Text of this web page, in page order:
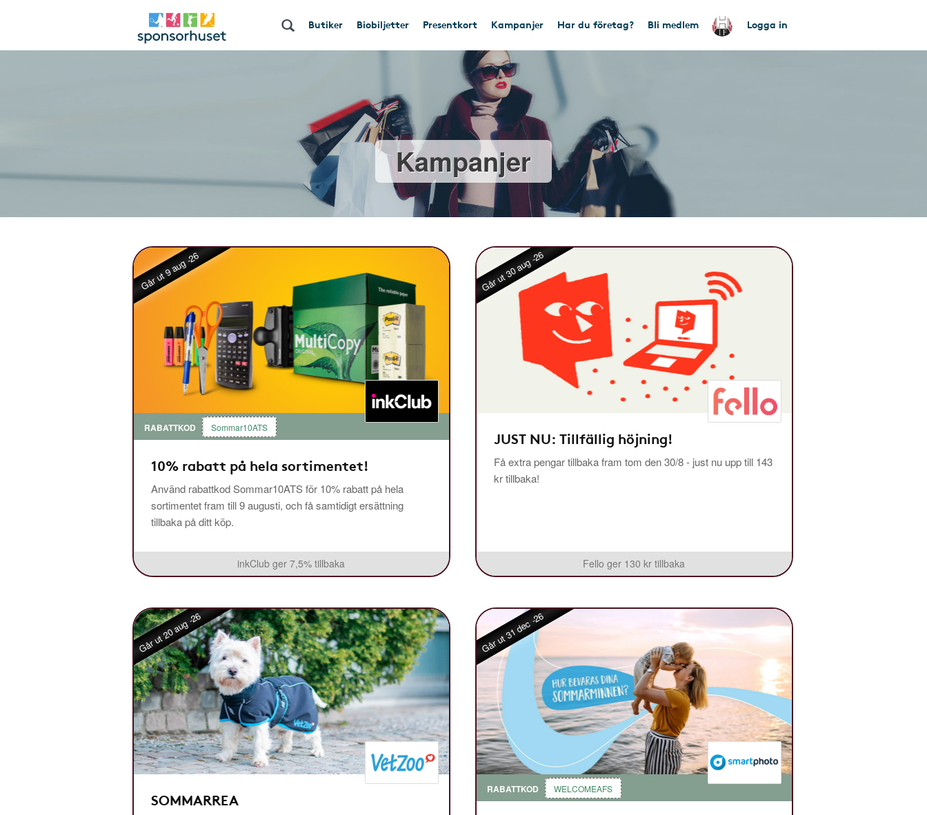
Butiker Biobiljetter Presentkort Kampanjer Har du företag? Bli medlem Logga in
Kampanjer
Går ut 9 aug -26
RABATTKOD Sommar10ATS
10% rabatt på hela sortimentet!
Använd rabattkod Sommar10ATS för 10% rabatt på hela
sortimentet fram till 9 augusti, och få samtidigt ersättning
tillbaka på ditt köp.
inkClub ger 7,5% tillbaka
Går ut 30 aug -26
JUST NU: Tillfällig höjning!
Få extra pengar tillbaka fram tom den 30/8 - just nu upp till 143
kr tillbaka!
Fello ger 130 kr tillbaka
Går ut 20 aug -26
SOMMARREA
Går ut 31 dec -26
RABATTKOD WELCOMEAFS